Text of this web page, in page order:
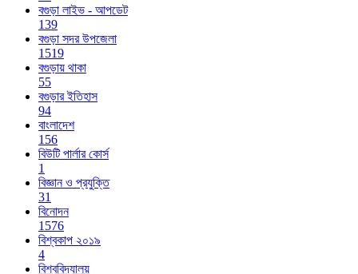
বগুড়া লাইভ - আপডেট
139
বগুড়া সদর উপজেলা
1519
বগুড়ায় থাকা
55
বগুড়ার ইতিহাস
94
বাংলাদেশ
156
বিউটি পার্লার কোর্স
1
বিজ্ঞান ও প্রযুক্তি
31
বিনোদন
1576
বিশ্বকাপ ২০১৯
4
বিশ্ববিদ্যালয়